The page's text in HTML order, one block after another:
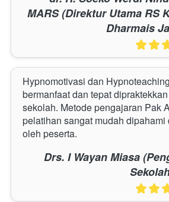
MARS (Direktur Utama RS
Dharmais
Hypnomotivasi dan
bermanfaat dan tepat
sekolah. Metode pengajaran Pak
pelatihan sangat mudah dipahami
oleh peserta.
Drs. I Wayan Miasa